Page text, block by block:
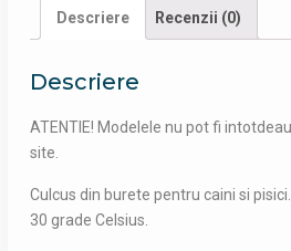
modele,
Lungime
latime
Descriere Recenzii (0)
Descriere
ATENTIE! Modelele nu pot fi
site.
Culcus din burete pentru caini si
30 grade Celsius.